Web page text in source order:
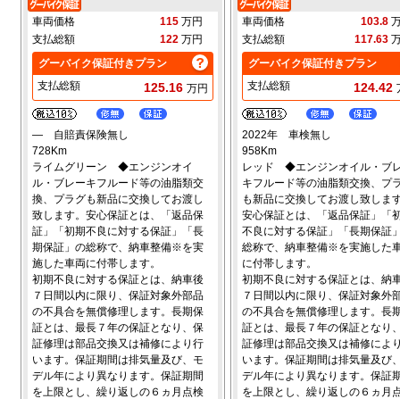
車両価格 115 万円
支払総額
122 万円
グーバイク保証付きプラン
支払総額
125.16 万円
― 自賠責保険無し
728Km
ライムグリーン ◆エンジンオイ
ル・ブレーキフルード等の油脂類交
換、プラグも新品に交換してお渡し
致します。安心保証とは、「返品保
証」「初期不良に対する保証」「長
期保証」の総称で、納車整備※を実
施した車両に付帯します。
初期不良に対する保証とは、納車後
７日間以内に限り、保証対象外部品
の不具合を無償修理します。長期保
証とは、最長７年の保証となり、保
証修理は部品交換又は補修により行
います。保証期間は排気量及び、モ
デル年により異なります。保証期間
を上限とし、繰り返しの６ヵ月点検
車両価格 103.8
支払総額
117.63
グーバイク保証付きプラン
支払総額
124.42
2022年 車検無し
958Km
レッド ◆エンジンオイル・ブ
キフルード等の油脂類交換、プ
も新品に交換してお渡し致しま
安心保証とは、「返品保証」「
不良に対する保証」「長期保証
総称で、納車整備※を実施した
に付帯します。
初期不良に対する保証とは、納
７日間以内に限り、保証対象外
の不具合を無償修理します。長
証とは、最長７年の保証となり
証修理は部品交換又は補修によ
います。保証期間は排気量及び
デル年により異なります。保証
を上限とし、繰り返しの６ヵ月